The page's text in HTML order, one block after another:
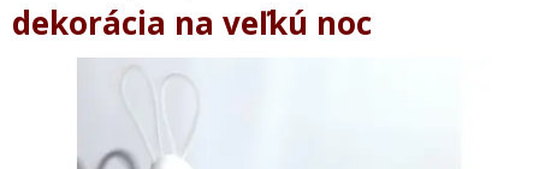
dekorácia na veľkú noc